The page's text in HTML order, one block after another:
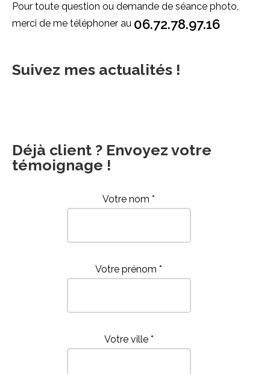
Pour toute question ou demande de séance photo,
merci de me téléphoner au 06.72.78.97.16
Suivez mes actualités !
Déjà client ? Envoyez votre
témoignage !
Votre nom *
Votre prénom *
Votre ville *